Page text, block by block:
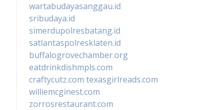
wartabudayasanggau.id
sribudaya.id
simerdupolresbatang.id
satlantaspolresklaten.id
buffalogrovechamber.org
eatdrinkdishmpls.com
craftycutz.com texasgirlreads.com
williemcginest.com
zorrosrestaurant.com